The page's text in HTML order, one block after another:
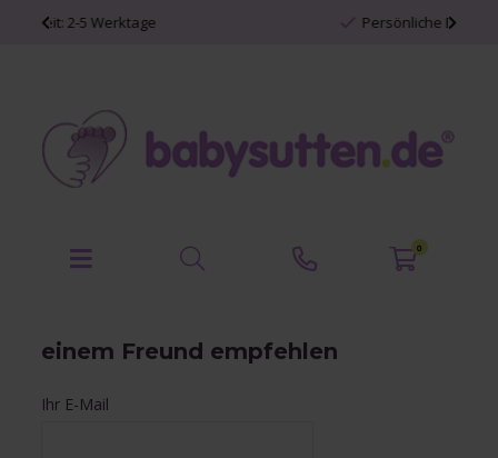
5 Werktage Persönliche Babyartikel
0
einem Freund empfehlen
Ihr E-Mail